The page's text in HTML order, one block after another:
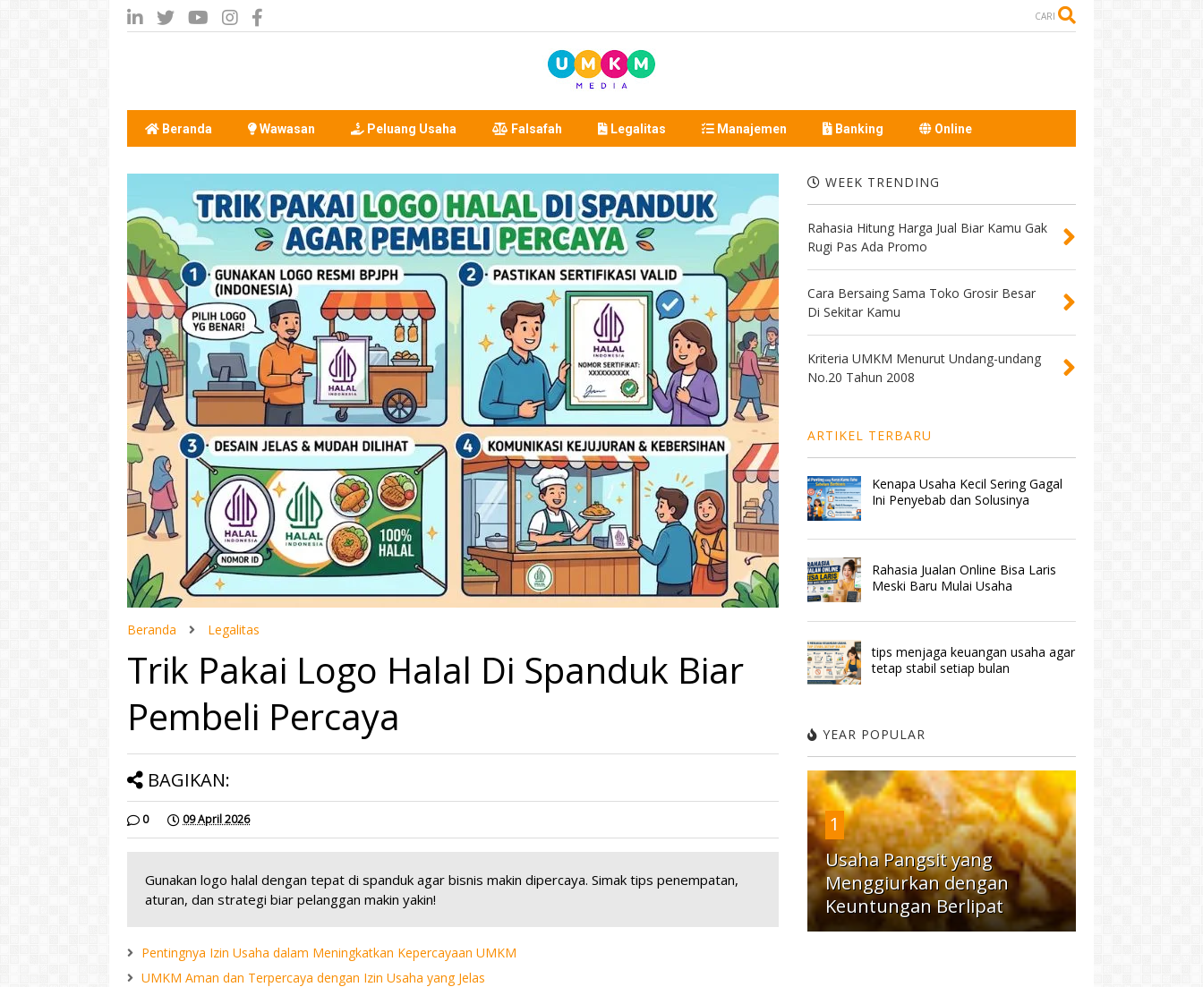
CARI
Beranda Wawasan Peluang Usaha Falsafah Legalitas Manajemen Banking Online
Beranda Legalitas
Trik Pakai Logo Halal Di Spanduk Biar
Pembeli Percaya
BAGIKAN:
0 09 April 2026
Gunakan logo halal dengan tepat di spanduk agar bisnis makin dipercaya. Simak tips penempatan,
aturan, dan strategi biar pelanggan makin yakin!
Pentingnya Izin Usaha dalam Meningkatkan Kepercayaan UMKM
UMKM Aman dan Terpercaya dengan Izin Usaha yang Jelas
WEEK TRENDING
Rahasia Hitung Harga Jual Biar Kamu Gak
Rugi Pas Ada Promo
Cara Bersaing Sama Toko Grosir Besar
Di Sekitar Kamu
Kriteria UMKM Menurut Undang-undang
No.20 Tahun 2008
ARTIKEL TERBARU
Kenapa Usaha Kecil Sering Gagal
Ini Penyebab dan Solusinya
Rahasia Jualan Online Bisa Laris
Meski Baru Mulai Usaha
tips menjaga keuangan usaha agar
tetap stabil setiap bulan
YEAR POPULAR
1
Usaha Pangsit yang
Menggiurkan dengan
Keuntungan Berlipat